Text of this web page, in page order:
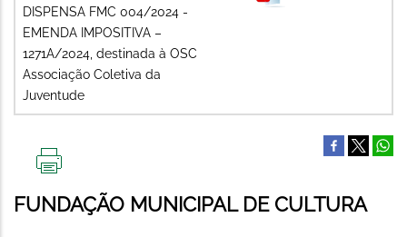
DISPENSA FMC 004/2024 -
EMENDA IMPOSITIVA –
1271A/2024, destinada à OSC
Associação Coletiva da
Juventude
ESTA
PÁGINA
FUNDAÇÃO MUNICIPAL DE CULTURA